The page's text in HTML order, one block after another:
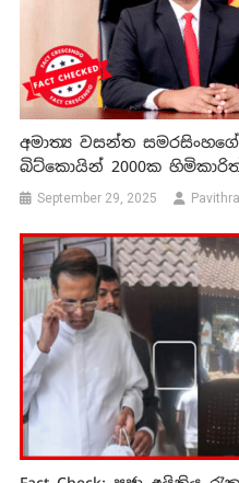
අමාත්‍ය වසන්ත
බිට්කොයින් 2000ක
September 29, 2025